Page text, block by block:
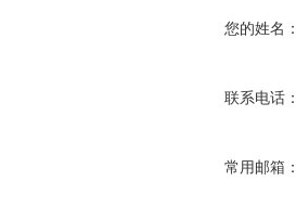
您的姓名
联系电话
常用邮箱